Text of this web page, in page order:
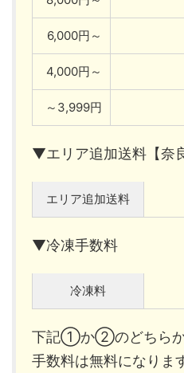
6,000円～
4,000円～
～3,999円
▼エリア追加送料【奈
エリア追加送料
▼冷凍手数料
冷凍料
下記①か②のどちらか
手数料は無料になりま